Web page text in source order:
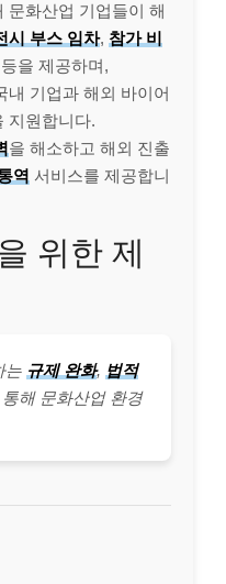
문화산업 기업들이 해
시 부스 임차, 참가 비
등을 제공하며,
내 기업과 해외 바이어
지원합니다.
을 해소하고 해외 진출
역 서비스를 제공합니
위한 제
는 규제 완화, 법적
해 문화산업 환경